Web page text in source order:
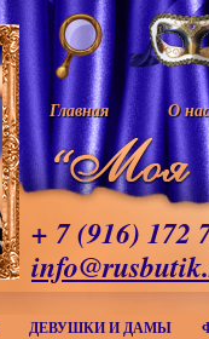
Главная О нас
+ 7 (916) 172
ДЕВУШКИ И ДАМЫ